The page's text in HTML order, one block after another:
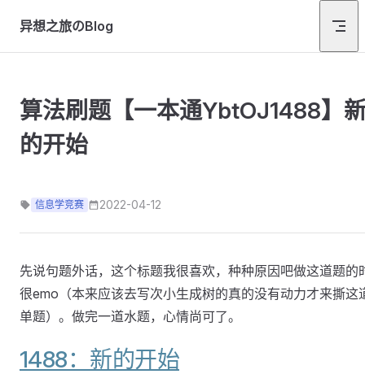
Skip to content
异想之旅のBlog
算法刷题【一本通YbtOJ1488】
的开始
信息学竞赛 2022-04-12
先说句题外话，这个标题我很喜欢，种种原因吧做这道题的
很emo（本来应该去写次小生成树的真的没有动力才来撕这
单题）。做完一道水题，心情尚可了。
1488：新的开始